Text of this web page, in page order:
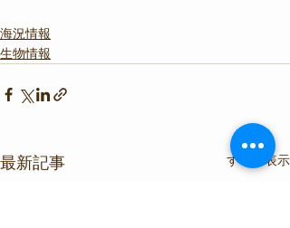
海況情報
生物情報
最新記事 すべて表示